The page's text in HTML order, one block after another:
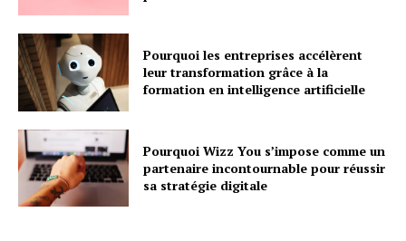
Pourquoi les entreprises accélèrent
leur transformation grâce à la
formation en intelligence artificielle
Pourquoi Wizz You s’impose comme un
partenaire incontournable pour réussir
sa stratégie digitale